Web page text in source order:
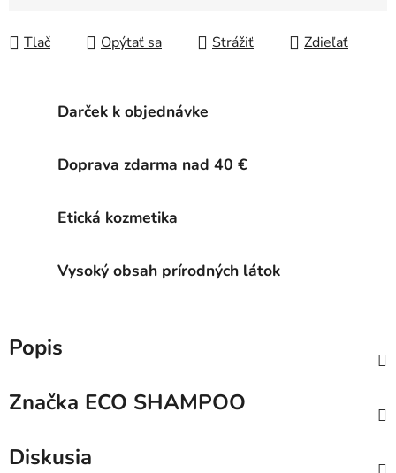
Tlač Opýtať sa Strážiť Zdieľať
Darček k objednávke
Doprava zdarma nad 40 €
Etická kozmetika
Vysoký obsah prírodných látok
Popis
Značka ECO SHAMPOO
Diskusia